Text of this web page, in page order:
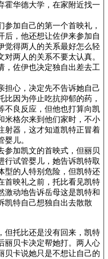
霍华德大学，在家附近找一
加自己的第一个首映礼，
后，他还想让佐伊来参加自
觉得两人的关系最好怎么轻
对两人的关系不要太认真。
，佐伊也决定独自出差去工
心，决定先不告诉她自己
比因为停止吃抗抑郁的药，
不良反应，但他也打算向凯
米格尔来到他们家时，不小
射器，这才知道凯特正冒着
婴儿。
加凯文的首映式，但丽贝
行试管婴儿，她告诉凯特取
型的人特别危险，但凯特还
首映礼之前，托比看见凯特
激动地告诉岳母这是凯特和
凯特自己想独自出去散散
托比还是没有回来，凯特
丽贝卡决定帮她打。两人心
贝卡说她只是不想让自己的